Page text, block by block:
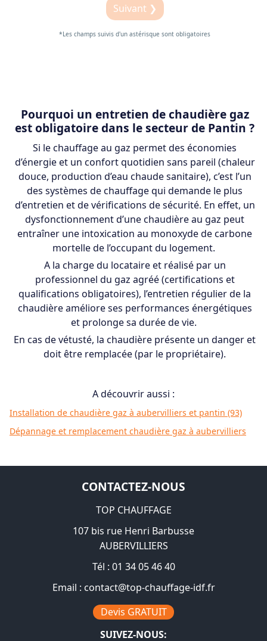
Suivant ❯
*Les champs suivis d'un astérisque sont obligatoires
Pourquoi un entretien de chaudière gaz
est obligatoire dans le secteur de Pantin ?
Si le chauffage au gaz permet des économies
d’énergie et un confort quotidien sans pareil (chaleur
douce, production d’eau chaude sanitaire), c’est l’un
des systèmes de chauffage qui demande le plus
d’entretien et de vérifications de sécurité. En effet, un
dysfonctionnement d’une chaudière au gaz peut
entraîner une intoxication au monoxyde de carbone
mortelle de l’occupant du logement.
A la charge du locataire et réalisé par un
professionnel du gaz agréé (certifications et
qualifications obligatoires), l’entretien régulier de la
chaudière améliore ses performances énergétiques
et prolonge sa durée de vie.
En cas de vétusté, la chaudière présente un danger et
doit être remplacée (par le propriétaire).
A découvrir aussi :
Installation de chaudière gaz à aubervilliers et pantin (93)
Dépannage et remplacement chaudière gaz à aubervilliers
CONTACTEZ-NOUS
TOP CHAUFFAGE
107 bis rue Henri Barbusse
AUBERVILLIERS
Tél : 01 34 05 46 40
Email : contact@top-chauffage-idf.fr
Devis GRATUIT
SUIVEZ-NOUS: